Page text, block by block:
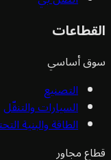
أساسي
التصنيع
السيارات والتنقّل
الطاقة والبنية التحتية
مجاور